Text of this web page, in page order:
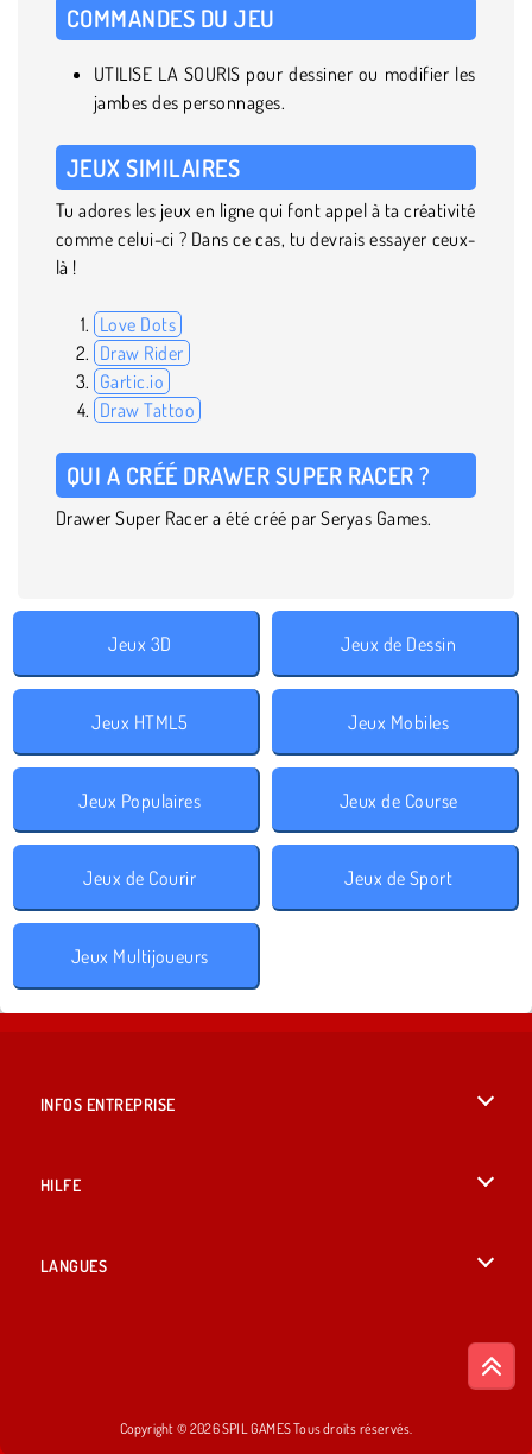
COMMANDES DU JEU
UTILISE LA SOURIS pour dessiner ou modifier les
jambes des personnages.
JEUX SIMILAIRES
Tu adores les jeux en ligne qui font appel à ta créativité
comme celui-ci ? Dans ce cas, tu devrais essayer ceux-
là !
Love Dots
Draw Rider
Gartic.io
Draw Tattoo
QUI A CRÉÉ DRAWER SUPER RACER ?
Drawer Super Racer a été créé par Seryas Games.
Jeux 3D Jeux de Dessin
Jeux HTML5 Jeux Mobiles
Jeux Populaires Jeux de Course
Jeux de Courir Jeux de Sport
Jeux Multijoueurs
INFOS ENTREPRISE
HILFE
LANGUES
Copyright © 2026 SPIL GAMES Tous droits réservés.